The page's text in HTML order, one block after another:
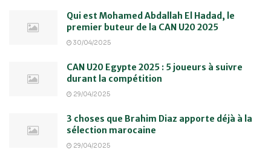
Qui est Mohamed Abdallah El Hadad, le
premier buteur de la CAN U20 2025
30/04/2025
CAN U20 Egypte 2025 : 5 joueurs à suivre
durant la compétition
29/04/2025
3 choses que Brahim Diaz apporte déjà à la
sélection marocaine
29/04/2025